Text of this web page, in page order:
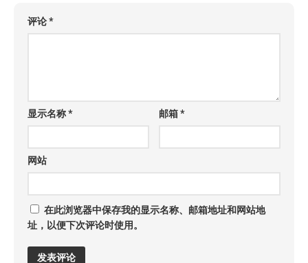
评论*
显示名称* 邮箱*
网站
在此浏览器中保存我的显示名称、邮箱地址和网站地
址，以便下次评论时使用。